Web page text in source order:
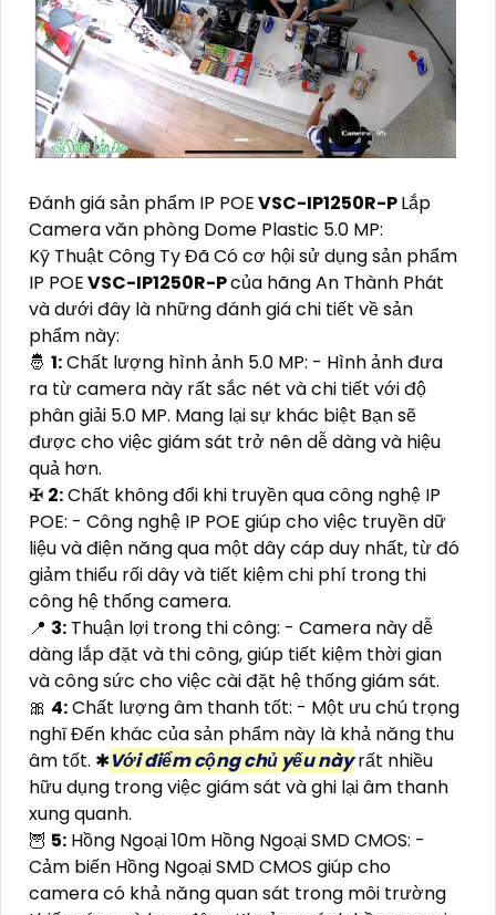
Đánh giá sản phẩm IP POEVSC-IP1250R-PLắp
Camera văn phòng Dome Plastic 5.0 MP:
Kỹ Thuật Công Ty Đã Có cơ hội sử dụng sản phẩm
IP POEVSC-IP1250R-Pcủa hãng An Thành Phát
và dưới đây là những đánh giá chi tiết về sản
phẩm này:
🤴 1:Chất lượng hình ảnh 5.0 MP: - Hình ảnh đưa
ra từ camera này rất sắc nét và chi tiết với độ
phân giải 5.0 MP. Mang lại sự khác biệt Bạn sẽ
được cho việc giám sát trở nên dễ dàng và hiệu
quả hơn.
✠ 2:Chất không đổi khi truyền qua công nghệ IP
POE: - Công nghệ IP POE giúp cho việc truyền dữ
liệu và điện năng qua một dây cáp duy nhất, từ đó
giảm thiểu rối dây và tiết kiệm chi phí trong thi
công hệ thống camera.
📍 3: Thuận lợi trong thi công: - Camera này dễ
dàng lắp đặt và thi công, giúp tiết kiệm thời gian
và công sức cho việc cài đặt hệ thống giám sát.
🎀 4:Chất lượng âm thanh tốt: - Một ưu chú trọng
nghĩ Đến khác của sản phẩm này là khả năng thu
âm tốt. ✱Với điểm cộng chủ yếu nàyrất nhiều
hữu dụng trong việc giám sát và ghi lại âm thanh
xung quanh.
🦉 5: Hồng Ngoại 10m Hồng Ngoại SMD CMOS: -
Cảm biến Hồng Ngoại SMD CMOS giúp cho
camera có khả năng quan sát trong môi trường